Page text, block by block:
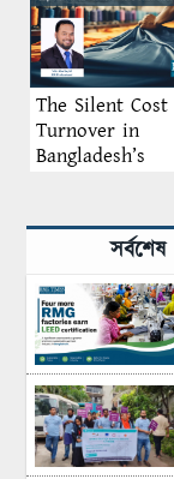
The Silent
Turnover in
Bangladesh’s
Matters More
Recruitment
সর্বশেষ